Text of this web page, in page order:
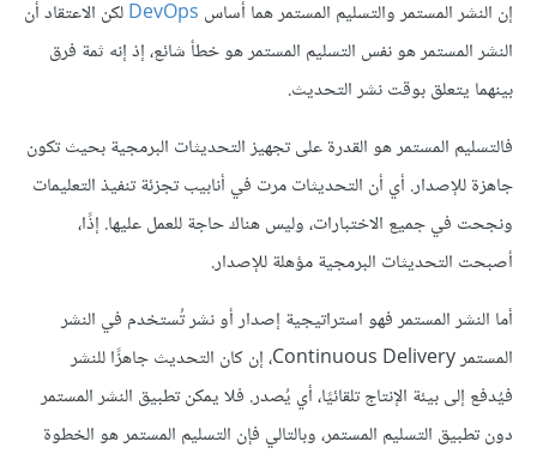
إن النشر المستمر والتسليم المستمر هما أساس DevOpsلكن الاعتقاد أن
النشر المستمر هو نفس التسليم المستمر هو خطأ شائع، إذ إنه ثمة فرق
بينهما يتعلق بوقت نشر التحديث.
فالتسليم المستمرهو القدرة على تجهيز التحديثات البرمجية بحيث تكون
جاهزة للإصدار. أي أن التحديثات مرت في أنابيب تجزئة تنفيذ التعليمات
ونجحت في جميع الاختبارات، وليس هناك حاجة للعمل عليها. إذًا،
أصبحت التحديثات البرمجية مؤهلة للإصدار.
أما النشر المستمر فهو استراتيجية إصدار أو نشر تُستخدم في النشر
المستمر Continuous Delivery، إن كان التحديث جاهزًا للنشر
فيُدفع إلى بيئة الإنتاج تلقائيًا، أي يُصدر. فلا يمكن تطبيق النشر المستمر
دون تطبيق التسليم المستمر، وبالتالي فإن التسليم المستمر هو الخطوة